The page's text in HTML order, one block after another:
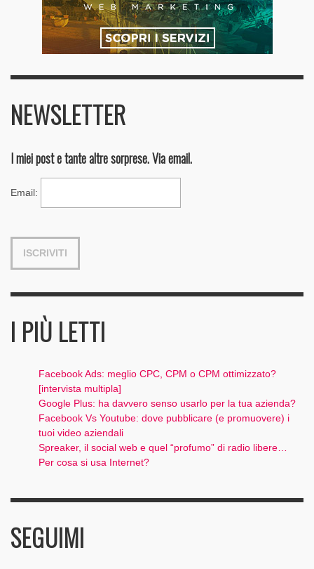
NEWSLETTER
I miei post e tante altre sorprese. Via email.
Email:
I PIÙ LETTI
Facebook Ads: meglio CPC, CPM o CPM ottimizzato?
[intervista multipla]
Google Plus: ha davvero senso usarlo per la tua azienda?
Facebook Vs Youtube: dove pubblicare (e promuovere) i
tuoi video aziendali
Spreaker, il social web e quel “profumo” di radio libere…
Per cosa si usa Internet?
SEGUIMI